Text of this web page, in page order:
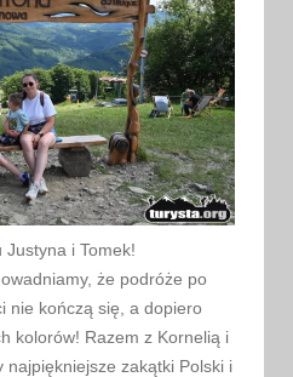
Justyna i Tomek!
że podróże po
nie kończą się, a dopiero
kolorów! Razem z Kornelią i
najpiękniejsze zakątki Polski i